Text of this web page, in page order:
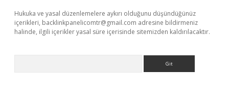
Hukuka ve yasal düzenlemelere aykırı olduğunu düşündüğünüz
içerikleri, backlinkpanelicomtr@gmail.com adresine bildirmeniz
halinde, ilgili içerikler yasal süre içerisinde sitemizden kaldırılacaktır.